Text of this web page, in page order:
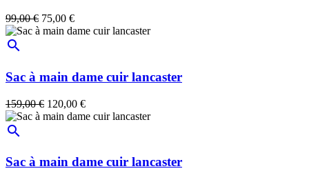
99,00 € 75,00 €
search
Sac à main dame cuir lancaster
159,00 € 120,00 €
search
Sac à main dame cuir lancaster